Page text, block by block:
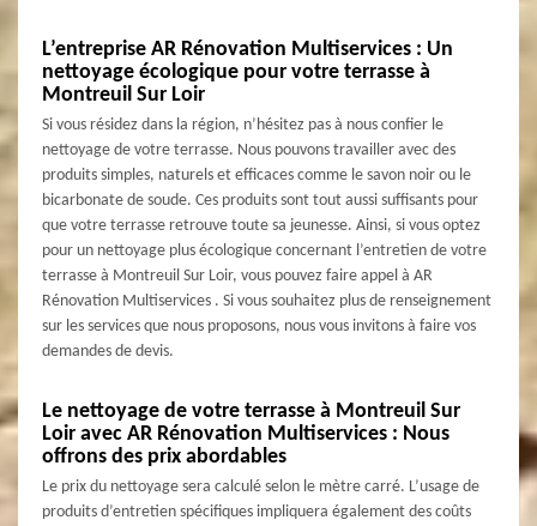
L’entreprise AR Rénovation Multiservices : Un
nettoyage écologique pour votre terrasse à
Montreuil Sur Loir
Si vous résidez dans la région, n’hésitez pas à nous confier le
nettoyage de votre terrasse. Nous pouvons travailler avec des
produits simples, naturels et efficaces comme le savon noir ou le
bicarbonate de soude. Ces produits sont tout aussi suffisants pour
que votre terrasse retrouve toute sa jeunesse. Ainsi, si vous optez
pour un nettoyage plus écologique concernant l’entretien de votre
terrasse à Montreuil Sur Loir, vous pouvez faire appel à AR
Rénovation Multiservices . Si vous souhaitez plus de renseignement
sur les services que nous proposons, nous vous invitons à faire vos
demandes de devis.
Le nettoyage de votre terrasse à Montreuil Sur
Loir avec AR Rénovation Multiservices : Nous
offrons des prix abordables
Le prix du nettoyage sera calculé selon le mètre carré. L’usage de
produits d’entretien spécifiques impliquera également des coûts